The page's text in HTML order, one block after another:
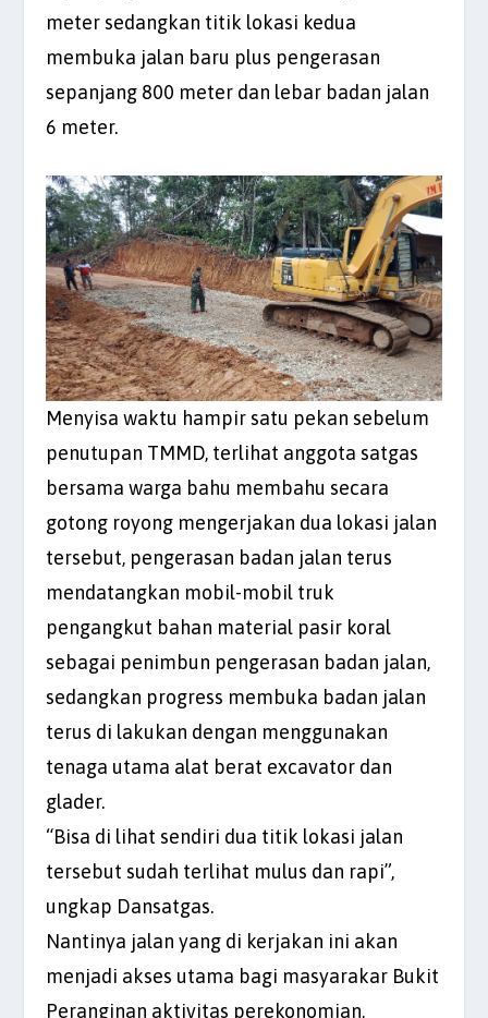
meter sedangkan titik lokasi kedua
membuka jalan baru plus pengerasan
sepanjang 800 meter dan lebar badan jalan
6 meter.
Menyisa waktu hampir satu pekan sebelum
penutupan TMMD, terlihat anggota satgas
bersama warga bahu membahu secara
gotong royong mengerjakan dua lokasi jalan
tersebut, pengerasan badan jalan terus
mendatangkan mobil-mobil truk
pengangkut bahan material pasir koral
sebagai penimbun pengerasan badan jalan,
sedangkan progress membuka badan jalan
terus di lakukan dengan menggunakan
tenaga utama alat berat excavator dan
glader.
“Bisa di lihat sendiri dua titik lokasi jalan
tersebut sudah terlihat mulus dan rapi”,
ungkap Dansatgas.
Nantinya jalan yang di kerjakan ini akan
menjadi akses utama bagi masyarakar Bukit
Peranginan aktivitas perekonomian,